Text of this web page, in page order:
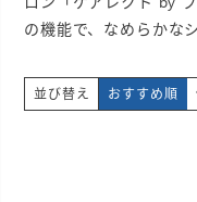
の機能で、なめらかな
並び替え おすすめ順